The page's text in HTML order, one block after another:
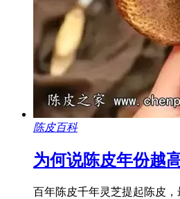
陈皮百科
为何说陈皮年份越
百年陈皮千年灵芝提起陈皮